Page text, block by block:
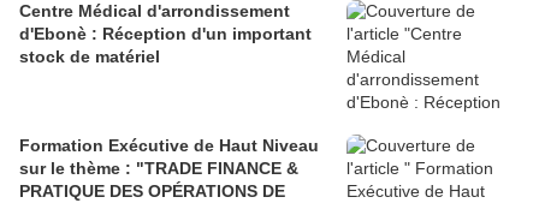
Centre Médical d'arrondissement
d'Ebonè : Réception d'un important
stock de matériel
Formation Exécutive de Haut Niveau
sur le thème : "TRADE FINANCE &
PRATIQUE DES OPÉRATIONS DE